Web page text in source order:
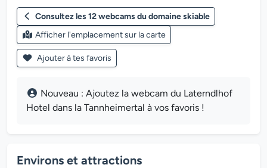
Consultez les 12 webcams du domaine skiable
Afficher l'emplacement sur la carte
Ajouter à tes favoris
Nouveau : Ajoutez la webcam du Laterndlhof
Hotel dans la Tannheimertal à vos favoris !
Environs et attractions